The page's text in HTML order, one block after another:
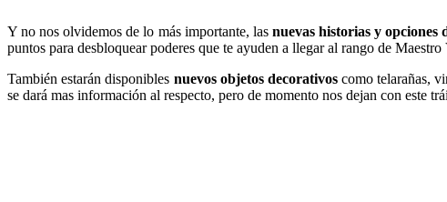
Y no nos olvidemos de lo más importante, las nuevas historias y opciones
puntos para desbloquear poderes que te ayuden a llegar al rango de Maestro
También estarán disponibles nuevos objetos decorativoscomo telarañas,
se dará mas información al respecto, pero de momento nos dejan con este